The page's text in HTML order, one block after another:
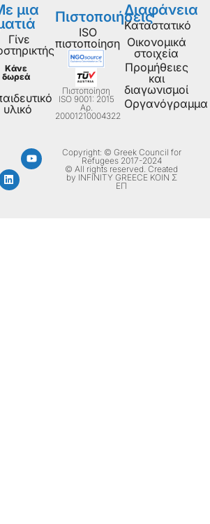
μια
Γίνε
Κάνε
δωρεά
υλικό
Πιστοποιήσεις
ISO
πιστοποίηση
Πιστοποίηση
ISO 9001: 2015
Aρ.
20001210004322
Διαφάνεια
Καταστατικό
Οικονομικά
στοιχεία
Προμήθειες
και
διαγωνισμοί
Οργανόγραμμα
Copyright: © Greek Council for
Refugees 2017-2024
© All rights reserved. Created
by INFINITY GREECE ΚΟΙΝ Σ
ΕΠ